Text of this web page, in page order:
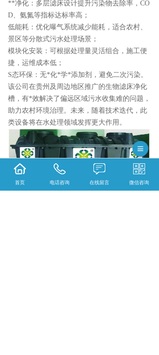
**净化：多层滤床设计提升污染物去除率，CO
D、氨氮等指标达标率高；
低能耗：优化曝气系统减少能耗，适合农村、
景区等分散式污水处理场景；
模块化安装：可根据处理量灵活组合，施工便
捷，运维成本低；
S态环保：无*化*学*添加剂，避免二次污染。
该公司在贵州及周边地区推广的生物滤床净化
槽，有*效解决了偏远区域污水收集难的问题，
助力农村环境治理。未来，随着技术迭代，此
类设备将在水处理领域发挥更大作用。
首页 电话咨询 在线留言 微信咨询